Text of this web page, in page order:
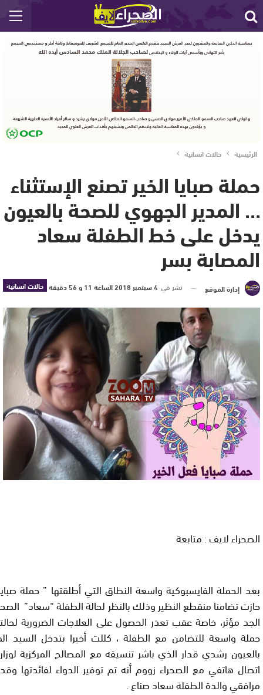
الرئيسية حالات انسانية
حملة صبايا الخير تصنع الإستثناء
… المدير الجهوي للصحة بالعيون
يدخل على خط الطفلة سعاد
المصابة بسر
حالات انسانية إدارة الموقع نشر في 4 سبتمبر 2018 الساعة 11 و 56 دقيقة
الصحراء لايف : متابعة
بعد الحملة الفايسبوكية واسعة النطاق التي أطلقتها ” حملة
حازت تضامنا منقطع النظير وذلك بالنظر لحالة الطفلة “سعاد”
الجد مؤثر، خاصة عقب تعذر الحصول على العلاجات الضرورية
حملة واسعة للتضامن مع الطفلة ، كللت أخيرا بتدخل السيد
بالعيون رشدي قدار الذي باشر تنسيقه مع المصالح المركزية
اتصال هاتفي مع الصحراء زووم أنه تم توفير الدواء لفائدتها
مرافقي والدة الطفلة سعاد صناع .